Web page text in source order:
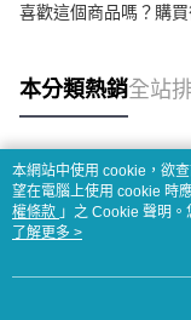
喜歡這個商品嗎？購
本分類熱銷全站
熱門標籤
本網站中使用 cookie，欲
望在電腦上使用 cookie 時
權條款 」之 Cookie 聲明
用條款之 Cookie 聲明使用
了解更多 >